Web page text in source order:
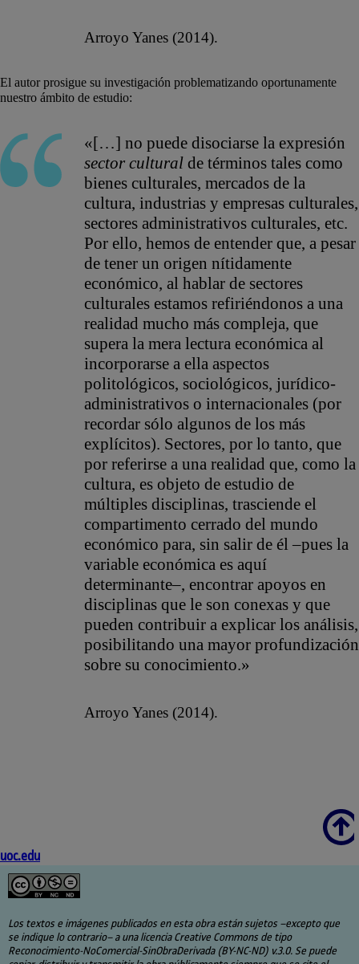
Arroyo Yanes (2014).
El autor prosigue su investigación problematizando oportunamente
nuestro ámbito de estudio:
«[…] no puede disociarse la expresión
sector cultural de términos tales como
bienes culturales, mercados de la
cultura, industrias y empresas culturales,
sectores administrativos culturales, etc.
Por ello, hemos de entender que, a pesar
de tener un origen nítidamente
económico, al hablar de sectores
culturales estamos refiriéndonos a una
realidad mucho más compleja, que
supera la mera lectura económica al
incorporarse a ella aspectos
politológicos, sociológicos, jurídico-
administrativos o internacionales (por
recordar sólo algunos de los más
explícitos). Sectores, por lo tanto, que
por referirse a una realidad que, como la
cultura, es objeto de estudio de
múltiples disciplinas, trasciende el
compartimento cerrado del mundo
económico para, sin salir de él ­–pues la
variable económica es aquí
determinante–, encontrar apoyos en
disciplinas que le son conexas y que
pueden contribuir a explicar los análisis,
posibilitando una mayor profundización
sobre su conocimiento.»
Arroyo Yanes (2014).
Scroll
uoc.edu
Los textos e imágenes publicados en esta obra están sujetos –excepto que
se indique lo contrario– a una licencia Creative Commons de tipo
Reconocimiento-NoComercial-SinObraDerivada (BY-NC-ND) v.3.0. Se puede